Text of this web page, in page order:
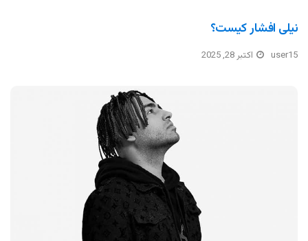
نیلی افشار کیست؟
user15 اکتبر 28, 2025